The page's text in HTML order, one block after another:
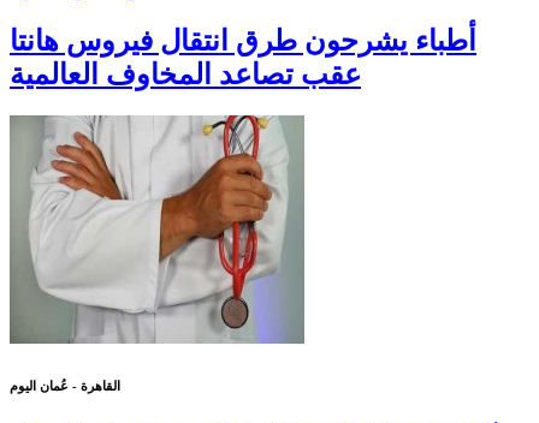
أطباء يشرحون طرق انتقال فيروس هانتا
عقب تصاعد المخاوف العالمية
القاهرة - عُمان اليوم